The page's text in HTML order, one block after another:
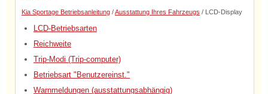
Kia Sportage Betriebsanleitung /Ausstattung Ihres Fahrzeugs / LCD-Display
LCD-Betriebsarten
Reichweite
Trip-Modi (Trip-computer)
Betriebsart "Benutzereinst."
Warnmeldungen (ausstattungsabhängig)